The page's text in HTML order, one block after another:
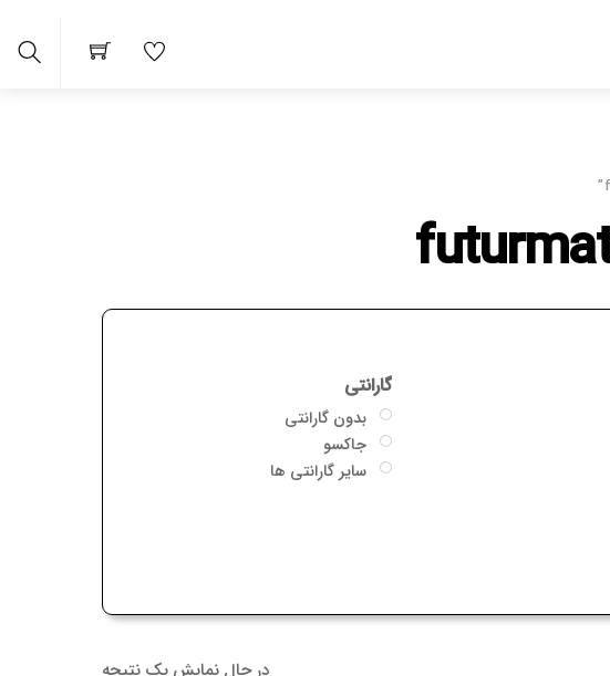
گارانتی
بدون گارانتی
جاکسو
سایر گارانتی ها
در حال نمایش یک نتیجه